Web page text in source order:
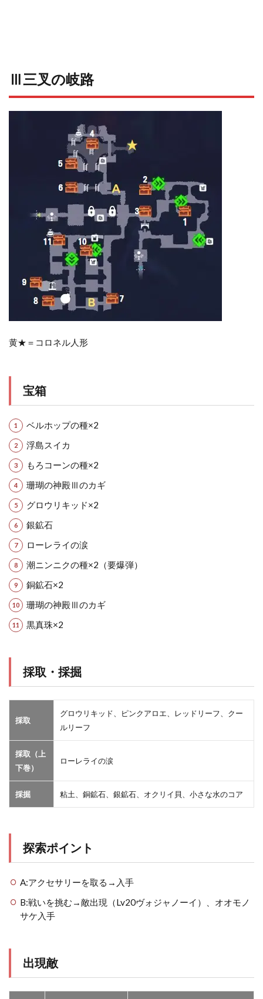
Ⅲ三叉の岐路
黄★＝コロネル人形
宝箱
ベルホップの種×2
浮島スイカ
もろコーンの種×2
珊瑚の神殿Ⅲのカギ
グロウリキッド×2
銀鉱石
ローレライの涙
潮ニンニクの種×2（要爆弾）
銅鉱石×2
珊瑚の神殿Ⅲのカギ
黒真珠×2
採取・採掘
採取
グロウリキッド、ピンクアロエ、レッドリーフ、クー
ルリーフ
採取（上
下巻）
ローレライの涙
採掘 粘土、銅鉱石、銀鉱石、オクリイ貝、小さな水のコア
探索ポイント
A:アクセサリーを取る→入手
B:戦いを挑む→敵出現（Lv20ヴォジャノーイ）、オオモノ
サケ入手
出現敵